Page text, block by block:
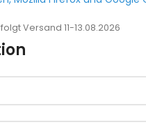
Versand 11-13.08.2026